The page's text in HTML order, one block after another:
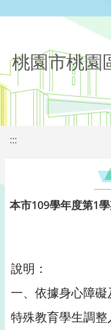
桃園市桃園
:::
本市109學年度第1
說明：
一、依據身心障礙
特殊教育學生調